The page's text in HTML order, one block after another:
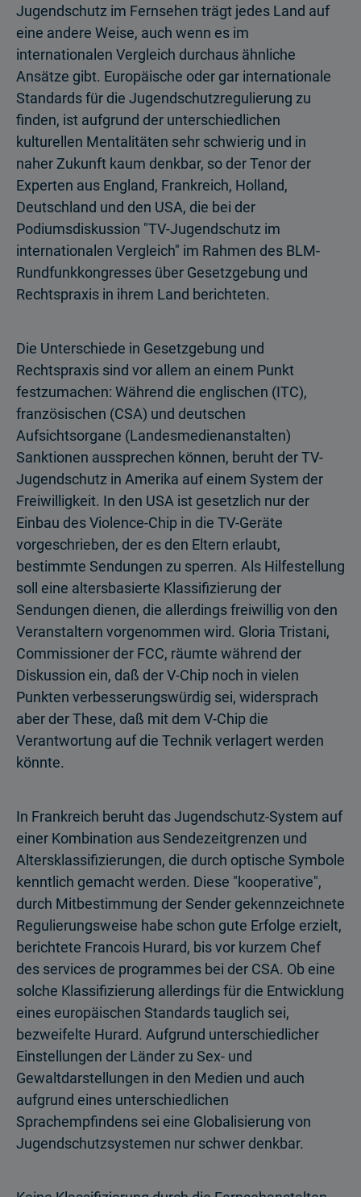
Jugendschutz im Fernsehen trägt jedes Land auf
eine andere Weise, auch wenn es im
internationalen Vergleich durchaus ähnliche
Ansätze gibt. Europäische oder gar internationale
Standards für die Jugendschutzregulierung zu
finden, ist aufgrund der unterschiedlichen
kulturellen Mentalitäten sehr schwierig und in
naher Zukunft kaum denkbar, so der Tenor der
Experten aus England, Frankreich, Holland,
Deutschland und den USA, die bei der
Podiumsdiskussion "TV-Jugendschutz im
internationalen Vergleich" im Rahmen des BLM-
Rundfunkkongresses über Gesetzgebung und
Rechtspraxis in ihrem Land berichteten.
Die Unterschiede in Gesetzgebung und
Rechtspraxis sind vor allem an einem Punkt
festzumachen: Während die englischen (ITC),
französischen (CSA) und deutschen
Aufsichtsorgane (Landesmedienanstalten)
Sanktionen aussprechen können, beruht der TV-
Jugendschutz in Amerika auf einem System der
Freiwilligkeit. In den USA ist gesetzlich nur der
Einbau des Violence-Chip in die TV-Geräte
vorgeschrieben, der es den Eltern erlaubt,
bestimmte Sendungen zu sperren. Als Hilfestellung
soll eine altersbasierte Klassifizierung der
Sendungen dienen, die allerdings freiwillig von den
Veranstaltern vorgenommen wird. Gloria Tristani,
Commissioner der FCC, räumte während der
Diskussion ein, daß der V-Chip noch in vielen
Punkten verbesserungswürdig sei, widersprach
aber der These, daß mit dem V-Chip die
Verantwortung auf die Technik verlagert werden
könnte.
In Frankreich beruht das Jugendschutz-System auf
einer Kombination aus Sendezeitgrenzen und
Altersklassifizierungen, die durch optische Symbole
kenntlich gemacht werden. Diese "kooperative",
durch Mitbestimmung der Sender gekennzeichnete
Regulierungsweise habe schon gute Erfolge erzielt,
berichtete Francois Hurard, bis vor kurzem Chef
des services de programmes bei der CSA. Ob eine
solche Klassifizierung allerdings für die Entwicklung
eines europäischen Standards tauglich sei,
bezweifelte Hurard. Aufgrund unterschiedlicher
Einstellungen der Länder zu Sex- und
Gewaltdarstellungen in den Medien und auch
aufgrund eines unterschiedlichen
Sprachempfindens sei eine Globalisierung von
Jugendschutzsystemen nur schwer denkbar.